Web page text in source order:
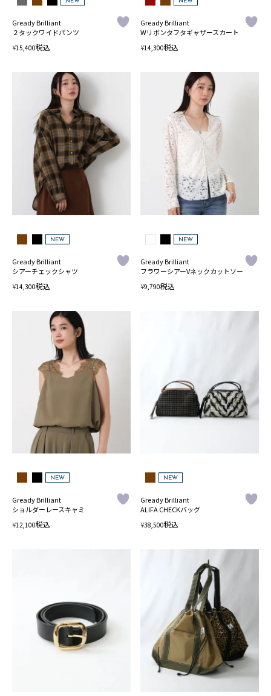
Gready Brilliant
２タックワイドパンツ
¥15,400税込
Gready Brilliant
Wリボンタフタギャザースカート
¥14,300税込
NEW
Gready Brilliant
シアーチェックシャツ
¥14,300税込
NEW
Gready Brilliant
フラワーシアーVネックカットソー
¥9,790税込
NEW
Gready Brilliant
ショルダーレースキャミ
¥12,100税込
NEW
Gready Brilliant
ALIFA CHECKバッグ
¥38,500税込